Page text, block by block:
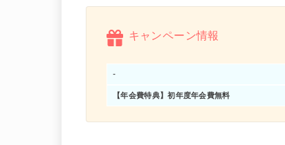
キャンペーン情報
-
【年会費特典】初年度年会費無料